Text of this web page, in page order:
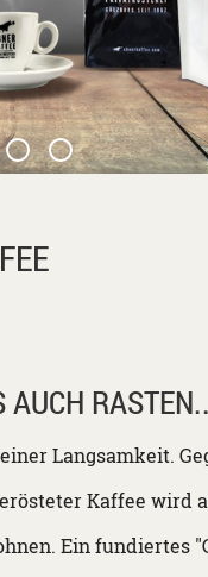
AUCH
Langsamkeit.
Kaffee
Ein